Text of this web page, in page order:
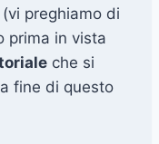
preghiamo di
prima in vista
che si
fine di questo